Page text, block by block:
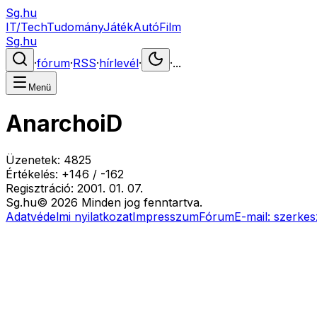
Sg.hu
IT/TechTudományJátékAutóFilm
Sg.hu
·fórum·RSS·hírlevél· ·...
Menü
AnarchoiD
Üzenetek: 4825
Értékelés: +146 / -162
Regisztráció: 2001. 01. 07.
Sg.hu© 2026 Minden jog fenntartva.
Adatvédelmi nyilatkozatImpresszumFórumE-mail: